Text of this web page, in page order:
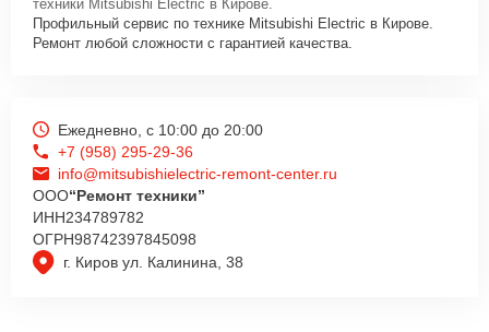
техники Mitsubishi Electric в Кирове.
Профильный сервис по технике Mitsubishi Electric в Кирове.
Ремонт любой сложности с гарантией качества.
г. Киров ул. Калинина, 38
Ежедневно, с 10:00 до 20:00
+7 (958) 295-29-36
info@mitsubishielectric-remont-center.ru
ООО“Ремонт техники”
ИНН234789782
ОГРН98742397845098